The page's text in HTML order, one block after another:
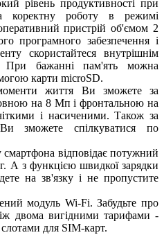
рівень продуктивності при
коректну роботу в режимі
оперативний пристрій об'ємом 2
програмного забезпечення і
скористайтеся внутрішнім
бажанні пам'ять можна
карти microSD.
моменти життя Ви зможете за
на 8 Мп і фронтальною на
і насиченими. Також за
зможете спілкуватися по
відповідає потужний
А з функцією швидкої зарядки
на зв'язку і не пропустите
модуль Wi-Fi. Забудьте про
двома вигідними тарифами -
для SIM-карт.